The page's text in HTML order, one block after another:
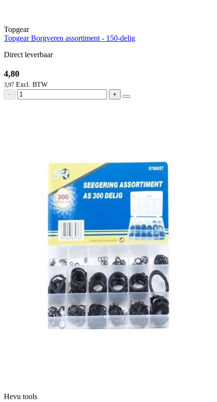
Topgear
Topgear Borgveren assortiment - 150-delig
Direct leverbaar
4,80
3,97
− +
Hevu tools